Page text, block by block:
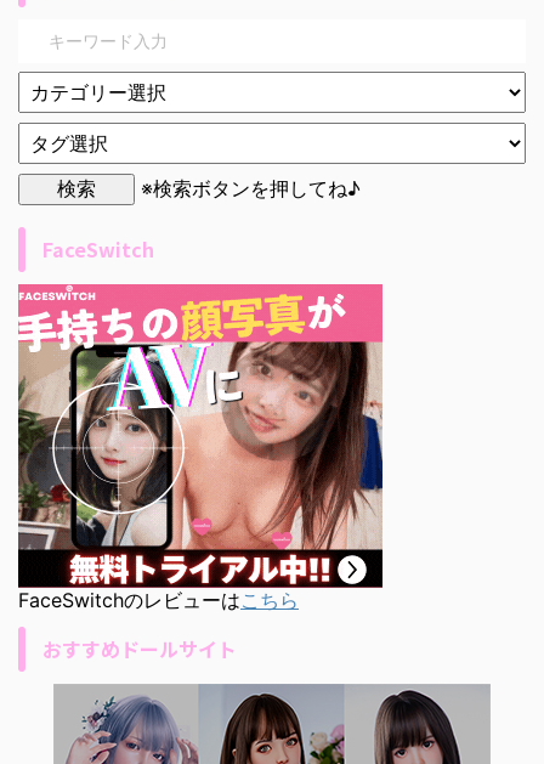
※検索ボタンを押してね♪
FaceSwitch
FaceSwitchのレビューはこちら
おすすめドールサイト